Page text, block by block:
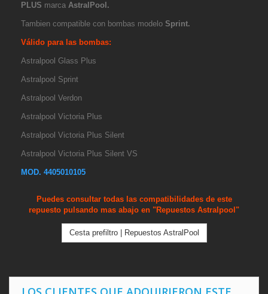
PLUS marca AstralPool.
Tambien compatible con bombas modelo Sprint.
Válido para las bombas:
Astralpool Glass Plus
Astralpool Sprint
Astralpool Verdon
Astralpool Victoria Plus
Astralpool Victoria Plus Silent
Astralpool Victoria Plus Silent VS
MOD. 4405010105
Puedes consultar todas las compatibilidades de este
repuesto pulsando mas abajo en "Repuestos Astralpool"
Cesta prefiltro | Repuestos AstralPool